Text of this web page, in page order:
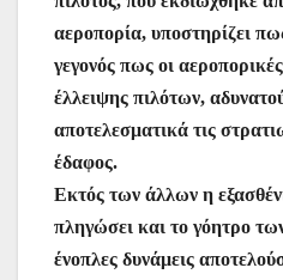
αεροπορία, υποστηρίζει
γεγονός πως οι
έλλειψης πιλότων,
αποτελεσματικά τις
έδαφος.
Εκτός των άλλων η
πληγώσει και το γόητρο
ένοπλες δυνάμεις